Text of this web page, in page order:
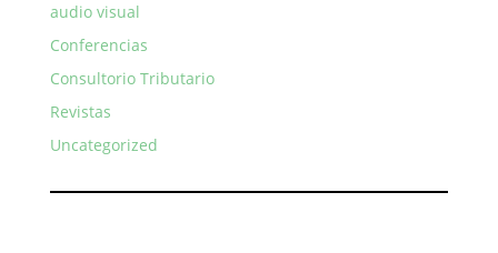
audio visual
Conferencias
Consultorio Tributario
Revistas
Uncategorized